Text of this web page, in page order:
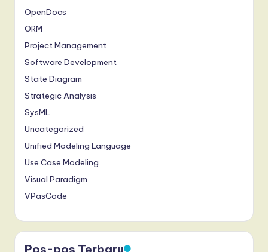
OpenDocs
ORM
Project Management
Software Development
State Diagram
Strategic Analysis
SysML
Uncategorized
Unified Modeling Language
Use Case Modeling
Visual Paradigm
VPasCode
Pos-pos Terbaru